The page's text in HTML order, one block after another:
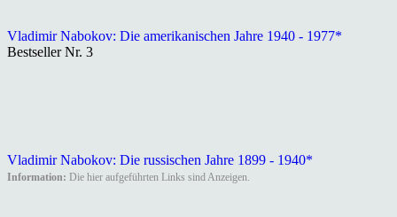
Vladimir Nabokov: Die amerikanischen Jahre 1940 - 1977*
Bestseller Nr. 3
Vladimir Nabokov: Die russischen Jahre 1899 - 1940*
Information: Die hier aufgeführten Links sind Anzeigen.